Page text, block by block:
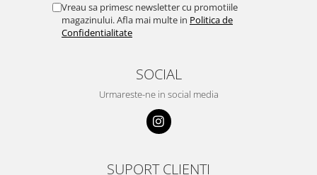
Vreau sa primesc newsletter cu promotiile
magazinului. Afla mai multe in Politica de
Confidentialitate
SOCIAL
Urmareste-ne in social media
SUPORT CLIENTI